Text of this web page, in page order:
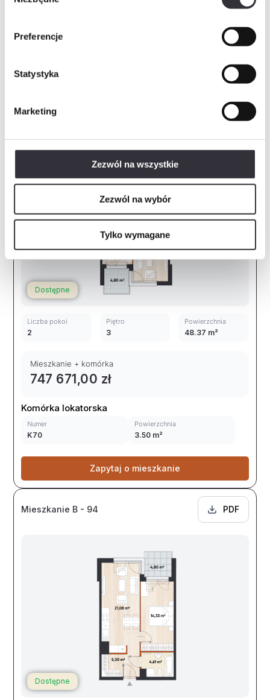
Preferencje
Statystyka
Marketing
Zezwól na wszystkie
Zezwól na wybór
Tylko wymagane
Numer
Mieszkanie B - 102 PDF
Dostępne
Liczba pokoi
2
Piętro
3
Powierzchnia
48.37 m²
Mieszkanie + komórka
747 671,00 zł
Komórka lokatorska
Numer
K70
Powierzchnia
3.50 m²
Zapytaj o mieszkanie
Mieszkanie B - 94 PDF
Dostępne